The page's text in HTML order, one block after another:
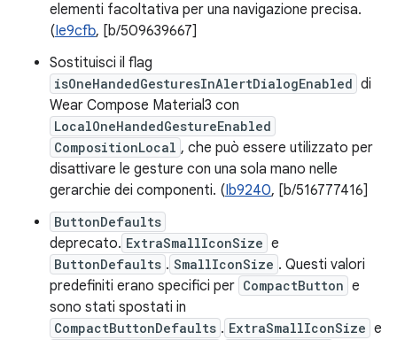
elementi facoltativa per una navigazione precisa.
(Ie9cfb, [b/509639667]
Sostituisci il flag
isOneHandedGesturesInAlertDialogEnabled di
Wear Compose Material3 con
LocalOneHandedGestureEnabled
CompositionLocal , che può essere utilizzato per
disattivare le gesture con una sola mano nelle
gerarchie dei componenti. (Ib9240, [b/516777416]
ButtonDefaults
deprecato. ExtraSmallIconSize e
ButtonDefaults . SmallIconSize . Questi valori
predefiniti erano specifici per CompactButton e
sono stati spostati in
CompactButtonDefaults . ExtraSmallIconSize e